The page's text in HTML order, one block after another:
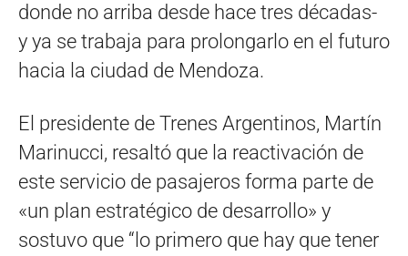
donde no arriba desde hace tres décadas-
y ya se trabaja para prolongarlo en el futuro
hacia la ciudad de Mendoza.
El presidente de Trenes Argentinos, Martín
Marinucci, resaltó que la reactivación de
este servicio de pasajeros forma parte de
«un plan estratégico de desarrollo» y
sostuvo que “lo primero que hay que tener